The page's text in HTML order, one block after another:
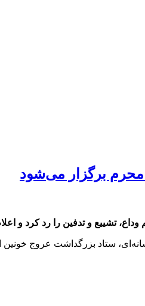
محرم برگزار می‌شود
تشییع و تدفین را رد کرد و
ستاد بزرگداشت عروج